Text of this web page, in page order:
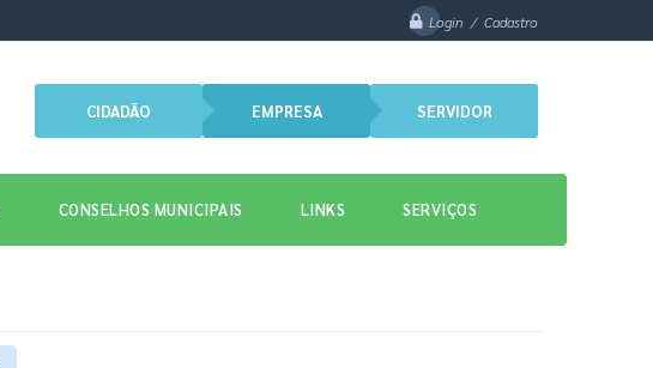
Login / Cadastro
CIDADÃO EMPRESA SERVIDOR
CONSELHOS MUNICIPAIS LINKS SERVIÇOS